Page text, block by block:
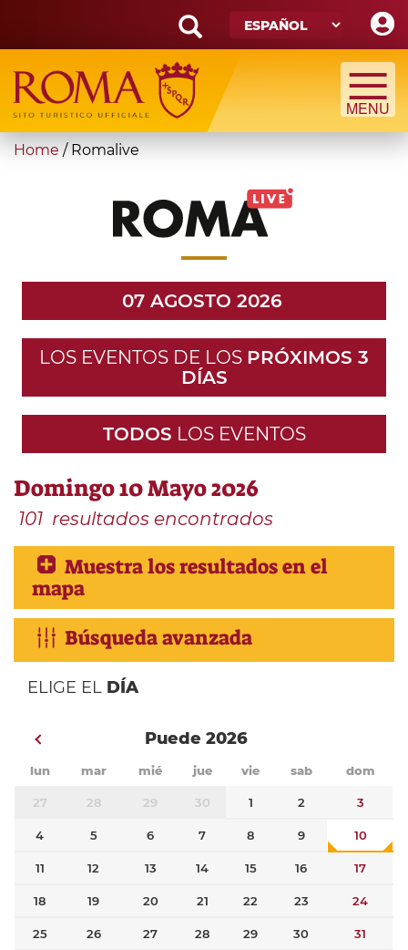
main
content
Search
form
Búsqueda
You
Home / Romalive
07 AGOSTO 2026
LOS EVENTOS DE LOS PRÓXIMOS 3
DÍAS
TODOS LOS EVENTOS
Domingo 10 Mayo 2026
101 resultados encontrados
Muestra los resultados en el
mapa
Búsqueda avanzada
ELIGE EL DÍA
Puede 2026
lun mar mié jue vie sab dom
27 28 29 30 1 2 3
4 5 6 7 8 9 10
11 12 13 14 15 16 17
18 19 20 21 22 23 24
25 26 27 28 29 30 31